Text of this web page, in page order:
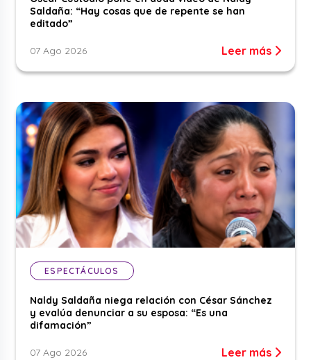
Saldaña: “Hay cosas que de repente se han
editado”
07 Ago 2026 Leer más
ESPECTÁCULOS
Naldy Saldaña niega relación con César Sánchez
y evalúa denunciar a su esposa: “Es una
difamación”
07 Ago 2026 Leer más